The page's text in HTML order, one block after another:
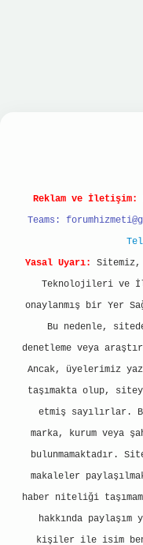
Reklam ve İletişim:
Teams:
Yasal Uyarı:
Sitemiz,
Teknolojileri ve
onaylanmış bir Yer
Bu nedenle,
denetleme veya
Ancak, üyelerimiz
taşımakta olup,
etmiş sayılırlar.
marka, kurum veya
bulunmamaktadır.
makaleler
haber niteliği
hakkında paylaşım
kişiler ile isim